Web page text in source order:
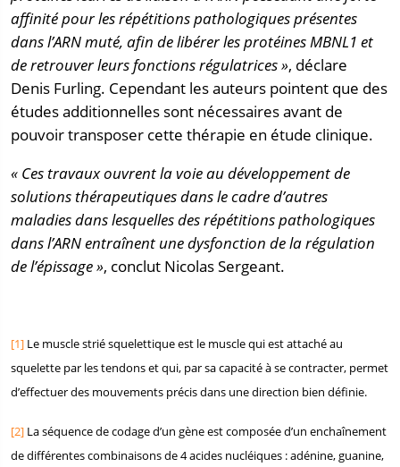
affinité pour les répétitions pathologiques présentes
dans l’ARN muté, afin de libérer les protéines MBNL1 et
de retrouver leurs fonctions régulatrices », déclare
Denis Furling. Cependant les auteurs pointent que des
études additionnelles sont nécessaires avant de
pouvoir transposer cette thérapie en étude clinique.
« Ces travaux ouvrent la voie au développement de
solutions thérapeutiques dans le cadre d’autres
maladies dans lesquelles des répétitions pathologiques
dans l’ARN entraînent une dysfonction de la régulation
de l’épissage », conclut Nicolas Sergeant.
[1] Le muscle strié squelettique est le muscle qui est attaché au
squelette par les tendons et qui, par sa capacité à se contracter, permet
d’effectuer des mouvements précis dans une direction bien définie.
[2] La séquence de codage d’un gène est composée d’un enchaînement
de différentes combinaisons de 4 acides nucléiques : adénine, guanine,